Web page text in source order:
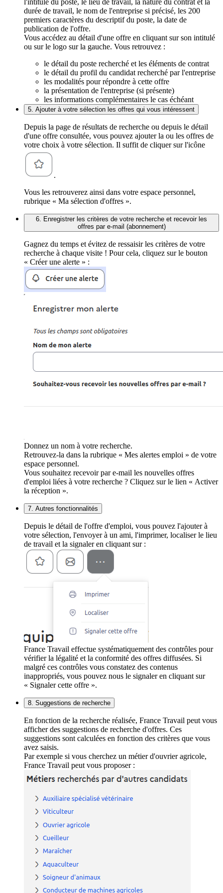
l'intitulé du poste, le lieu de travail, la nature du contrat et la
durée de travail, le nom de l'entreprise si précisé, les 200
premiers caractères du descriptif du poste, la date de
publication de l'offre.
Vous accédez au détail d'une offre en cliquant sur son intitulé
ou sur le logo sur la gauche. Vous retrouvez :
le détail du poste recherché et les éléments de contrat
le détail du profil du candidat recherché par l'entreprise
les modalités pour répondre à cette offre
la présentation de l'entreprise (si présente)
les informations complémentaires le cas échéant
5. Ajouter à votre sélection les offres qui vous intéressent
Depuis la page de résultats de recherche ou depuis le détail
d'une offre consultée, vous pouvez ajouter la ou les offres de
votre choix à votre sélection. Il suffit de cliquer sur l'icône
.
Vous les retrouverez ainsi dans votre espace personnel,
rubrique « Ma sélection d'offres ».
6. Enregistrer les critères de votre recherche et recevoir les
offres par e-mail (abonnement)
Gagnez du temps et évitez de ressaisir les critères de votre
recherche à chaque visite ! Pour cela, cliquez sur le bouton
« Créer une alerte » :
Donnez un nom à votre recherche.
Retrouvez-la dans la rubrique « Mes alertes emploi » de votre
espace personnel.
Vous souhaitez recevoir par e-mail les nouvelles offres
d'emploi liées à votre recherche ? Cliquez sur le lien « Activer
la réception ».
7. Autres fonctionnalités
Depuis le détail de l'offre d'emploi, vous pouvez l'ajouter à
votre sélection, l'envoyer à un ami, l'imprimer, localiser le lieu
de travail et la signaler en cliquant sur :
France Travail effectue systématiquement des contrôles pour
vérifier la légalité et la conformité des offres diffusées. Si
malgré ces contrôles vous constatez des contenus
inappropriés, vous pouvez nous le signaler en cliquant sur
« Signaler cette offre ».
8. Suggestions de recherche
En fonction de la recherche réalisée, France Travail peut vous
afficher des suggestions de recherche d'offres. Ces
suggestions sont calculées en fonction des critères que vous
avez saisis.
Par exemple si vous cherchez un métier d'ouvrier agricole,
France Travail peut vous proposer :